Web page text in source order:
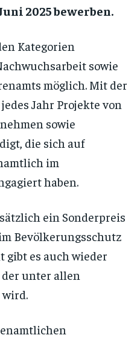
2025 bewerben.
Kategorien
sowie
möglich. Mit der
Jahr Projekte von
sowie
die sich auf
im
haben.
ein Sonderpreis
Bevölkerungsschutz
gibt es auch wieder
unter allen